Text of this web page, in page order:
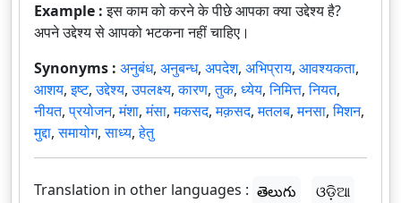
Example :इस काम को करने के पीछे आपका क्या उद्देश्य है?
अपने उद्देश्य से आपको भटकना नहीं चाहिए।
Synonyms : अनुबंध, अनुबन्ध, अपदेश, अभिप्राय, आवश्यकता,
आशय,इष्ट,उद्देश्य,उपलक्ष्य,कारण,तुक, ध्येय,निमित्त,नियत,
नीयत,प्रयोजन,मंशा,मंसा,मकसद,मक़सद,मतलब,मनसा,मिशन,
मुद्दा,समायोग,साध्य,हेतु
Translation in other languages : తెలుగు
ଓଡ଼ିଆ